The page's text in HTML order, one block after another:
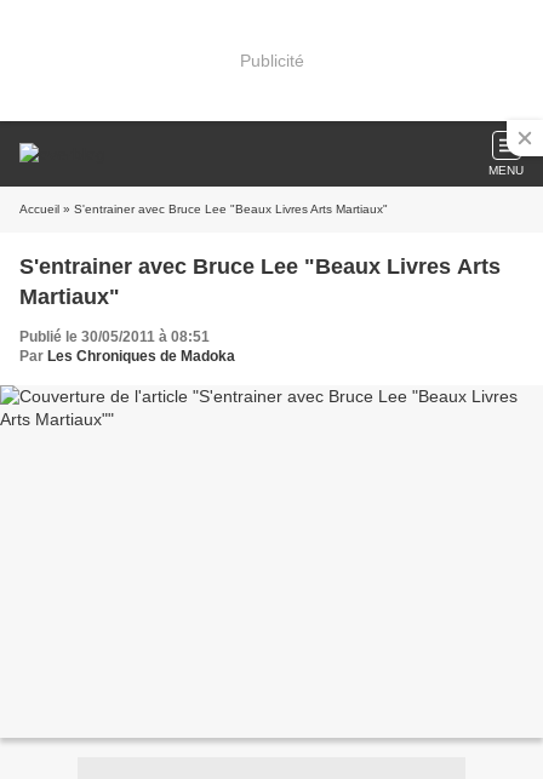
Publicité
MENU
Accueil » S'entrainer avec Bruce Lee "Beaux Livres Arts Martiaux"
S'entrainer avec Bruce Lee "Beaux Livres Arts
Martiaux"
Publié le 30/05/2011 à 08:51
Par Les Chroniques de Madoka